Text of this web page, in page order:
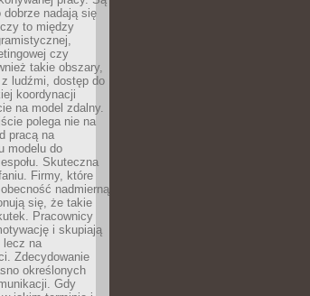
nadają się
to między
czy
takie obszary,
ludźmi, dostęp do
koordynacji
na model zdalny.
polega nie na
pracą na
modelu do
Skuteczna
Firmy, które
nadmierną
się, że takie
Pracownicy
i skupiają
lecz na
Zdecydowanie
określonych
Gdy